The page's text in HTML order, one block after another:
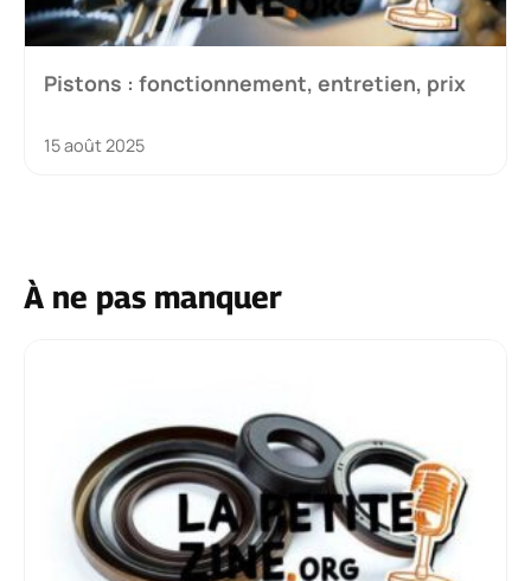
Pistons : fonctionnement, entretien, prix
15 août 2025
À ne pas manquer